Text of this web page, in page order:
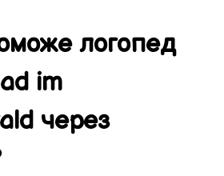
логопед
im
через